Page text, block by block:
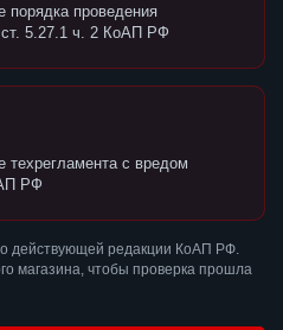
проведения
ст. 5.27.1 ч. 2 КоАП РФ
с вредом
РФ
действующей редакции КоАП РФ.
магазина, чтобы проверка прошла